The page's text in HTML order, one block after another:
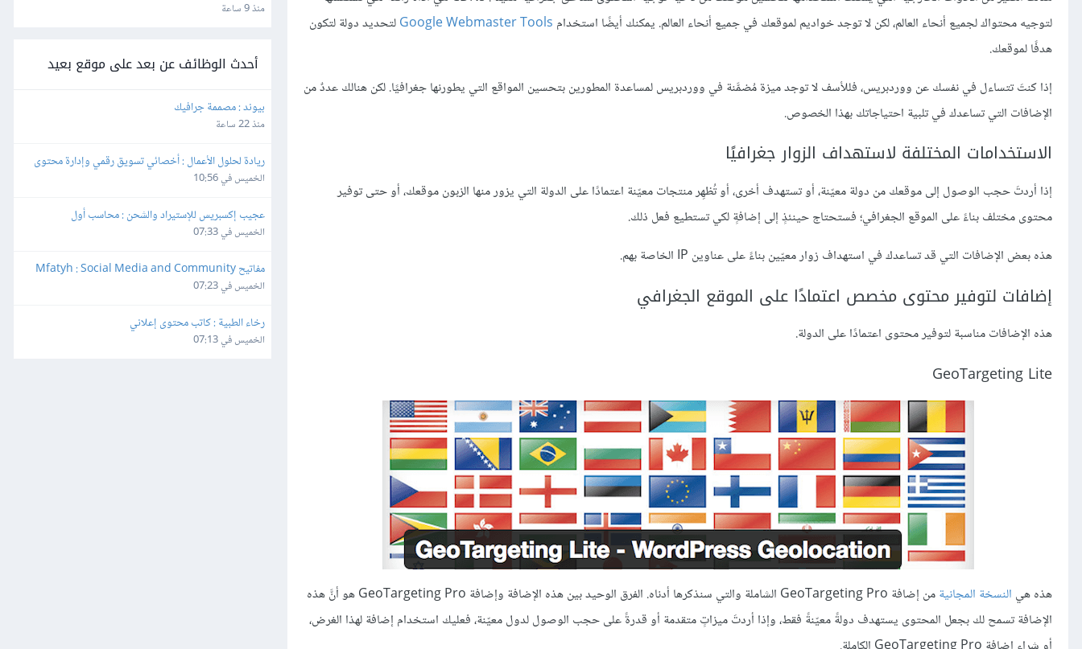
لتوجيه محتواك لجميع أنحاء العالم، لكن لا توجد خواديم لموقعك في جميع أنحاء العالم. يمكنك أيضًا استخدام Google Webmaster Toolsلتحديد دولة لتكون
هدفًا لموقعك.
إذا كنتَ تتساءل في نفسك عن ووردبريس، فللأسف لا توجد ميزة مُضمَّنة في ووردبريس لمساعدة المطورين بتحسين المواقع التي يطورنها جغرافيًا. لكن هنالك عددٌ من
الإضافات التي تساعدك في تلبية احتياجاتك بهذا الخصوص.
الاستخدامات المختلفة لاستهداف الزوار جغرافيًا
إذا أردتَ حجب الوصول إلى موقعك من دولة معيّنة، أو تستهدف أخرى، أو تُظهِر منتجات معيّنة اعتمادًا على الدولة التي يزور منها الزبون موقعك، أو حتى توفير
محتوى مختلف بناءً على الموقع الجغرافي؛ فستحتاج حينئذٍ إلى إضافةٍ لكي تستطيع فعل ذلك.
هذه بعض الإضافات التي قد تساعدك في استهداف زوار معيّين بناءً على عناوين IP الخاصة بهم.
إضافات لتوفير محتوى مخصص اعتمادًا على الموقع الجغرافي
هذه الإضافات مناسبة لتوفير محتوى اعتمادًا على الدولة.
GeoTargeting Lite
هذه هي النسخة المجانية
من إضافة GeoTargeting Pro الشاملة والتي سنذكرها أدناه. الفرق الوحيد بين هذه الإضافة وإضافة GeoTargeting Pro هو أنَّ هذه
الإضافة تسمح لك بجعل المحتوى يستهدف دولةً معيّنةً فقط، وإذا أردتَ ميزاتٍ متقدمة أو قدرةً على حجب الوصول لدول معيّنة، فعليك استخدام إضافة لهذا الغرض،
الاحتراف
منذ 9 ساعة
أحدث الوظائف عن بعد على موقع بعيد
بيوند : مصممة جرافيك
منذ 22 ساعة
ريادة لحلول الأعمال : أخصائي تسويق رقمي وإدارة محتوى
الخميس في 10:56
عجيب إكسبريس للإستيراد والشحن : محاسب أول
الخميس في 07:33
Manager
الخميس في 07:23
رخاء الطبية : كاتب محتوى إعلاني
الخميس في 07:13